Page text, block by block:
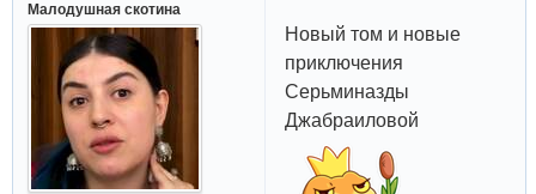
Малодушная скотина
Новый том и новые
приключения
Серьминазды
Джабраиловой